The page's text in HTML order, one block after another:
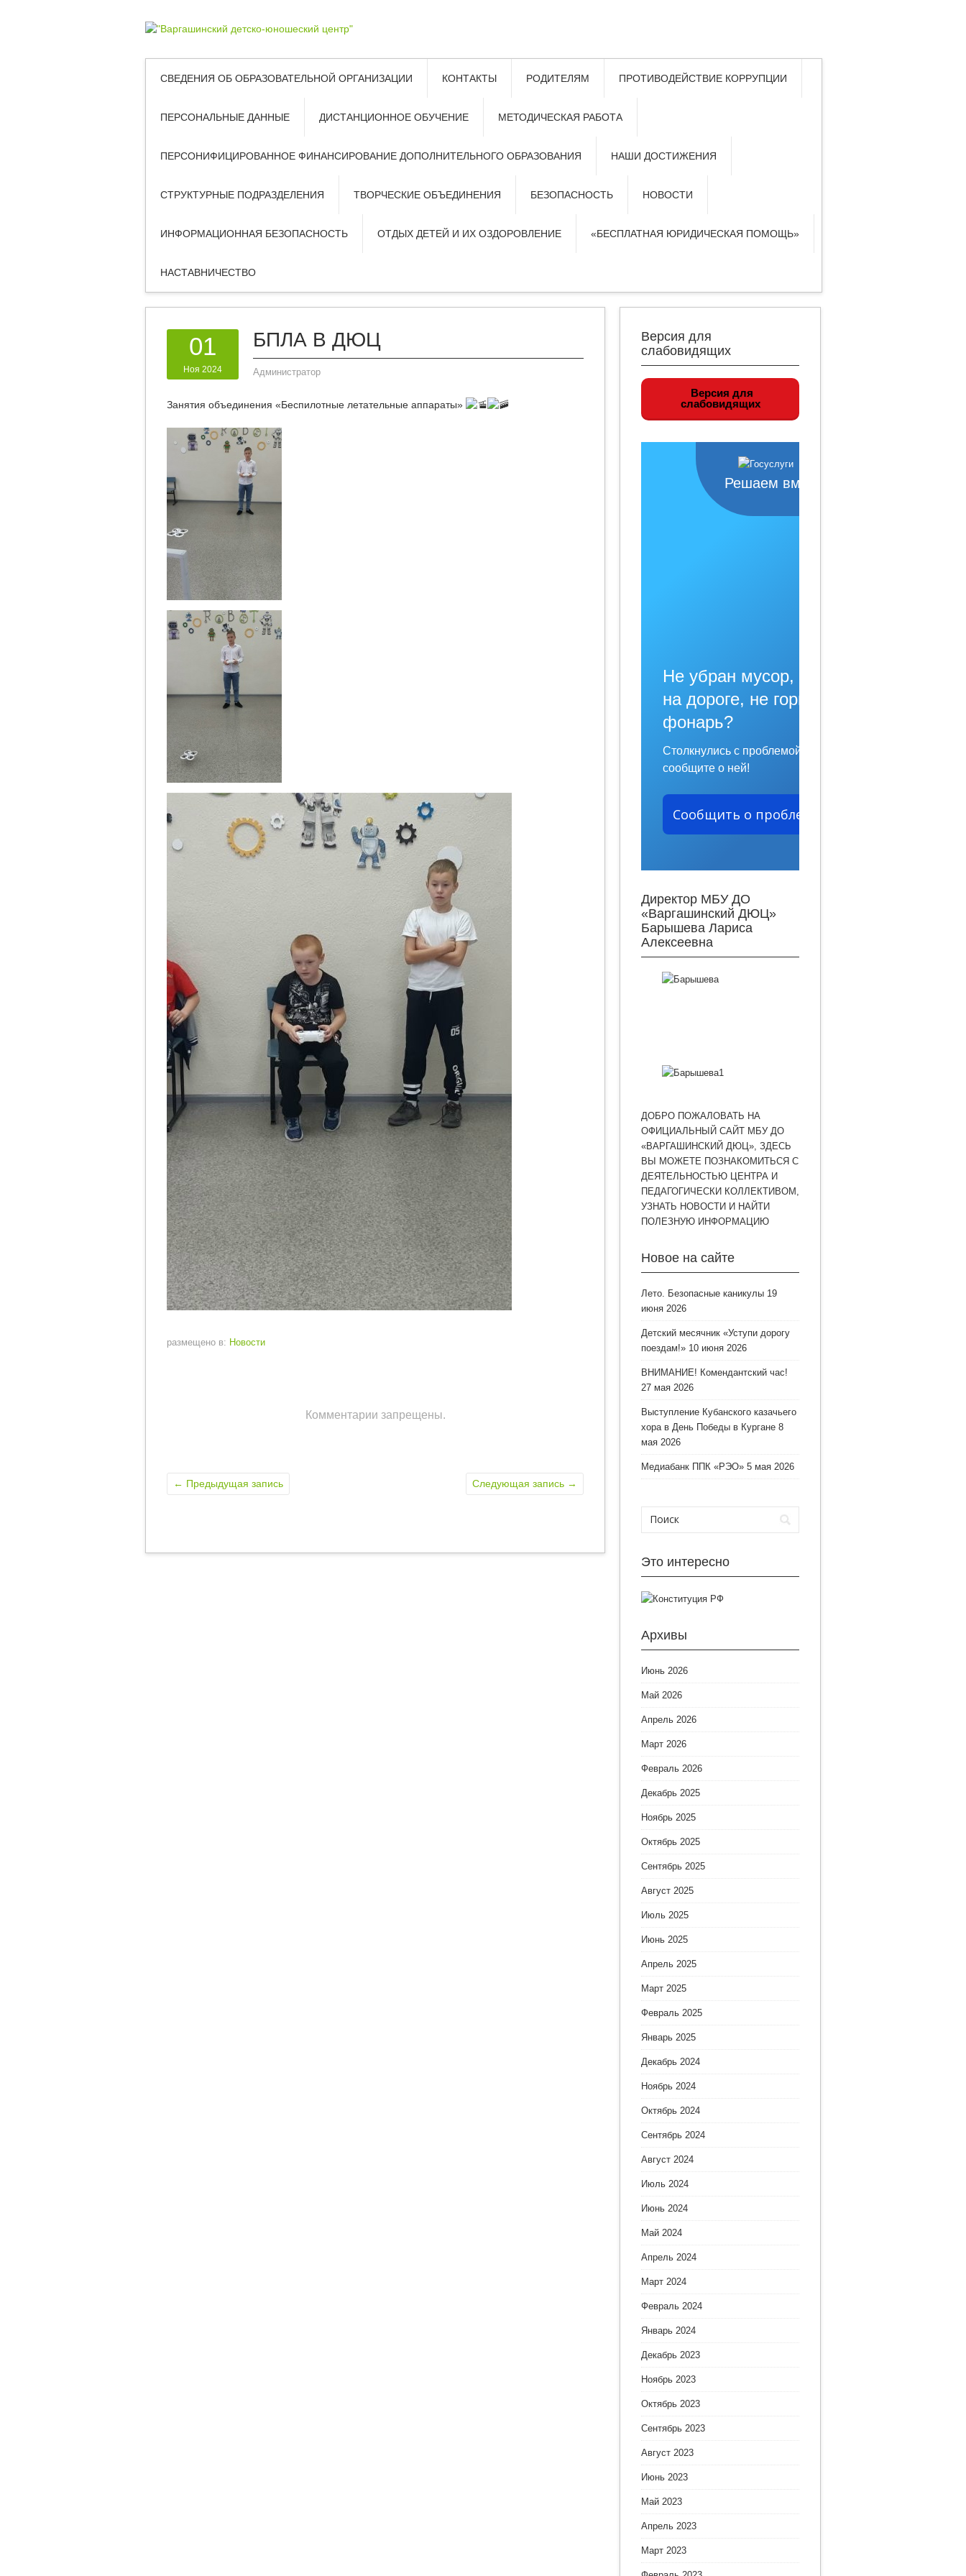
СВЕДЕНИЯ ОБ ОБРАЗОВАТЕЛЬНОЙ ОРГАНИЗАЦИИ КОНТАКТЫ РОДИТЕЛЯМ ПРОТИВОДЕЙСТВИЕ КОРРУПЦИИ
ПЕРСОНАЛЬНЫЕ ДАННЫЕ ДИСТАНЦИОННОЕ ОБУЧЕНИЕ МЕТОДИЧЕСКАЯ РАБОТА
ПЕРСОНИФИЦИРОВАННОЕ ФИНАНСИРОВАНИЕ ДОПОЛНИТЕЛЬНОГО ОБРАЗОВАНИЯ НАШИ ДОСТИЖЕНИЯ
СТРУКТУРНЫЕ ПОДРАЗДЕЛЕНИЯ ТВОРЧЕСКИЕ ОБЪЕДИНЕНИЯ БЕЗОПАСНОСТЬ НОВОСТИ
ИНФОРМАЦИОННАЯ БЕЗОПАСНОСТЬ ОТДЫХ ДЕТЕЙ И ИХ ОЗДОРОВЛЕНИЕ «БЕСПЛАТНАЯ ЮРИДИЧЕСКАЯ ПОМОЩЬ»
НАСТАВНИЧЕСТВО
01
Ноя 2024
БПЛА В ДЮЦ
Администратор
Занятия объединения «Беспилотные летательные аппараты»
размещено в: Новости
Комментарии запрещены.
← Предыдущая запись Следующая запись →
Версия для
слабовидящих
Версия для
слабовидящих
Решаем вместе
Не убран мусор, яма
на дороге, не горит
фонарь?
Столкнулись с проблемой —
сообщите о ней!
Сообщить о проблеме
Директор МБУ ДО
«Варгашинский ДЮЦ»
Барышева Лариса
Алексеевна
ДОБРО ПОЖАЛОВАТЬ НА
ОФИЦИАЛЬНЫЙ САЙТ МБУ ДО
«ВАРГАШИНСКИЙ ДЮЦ», ЗДЕСЬ
ВЫ МОЖЕТЕ ПОЗНАКОМИТЬСЯ С
ДЕЯТЕЛЬНОСТЬЮ ЦЕНТРА И
ПЕДАГОГИЧЕСКИ КОЛЛЕКТИВОМ,
УЗНАТЬ НОВОСТИ И НАЙТИ
ПОЛЕЗНУЮ ИНФОРМАЦИЮ
Новое на сайте
Лето. Безопасные каникулы 19
июня 2026
Детский месячник «Уступи дорогу
поездам!» 10 июня 2026
ВНИМАНИЕ! Комендантский час!
27 мая 2026
Выступление Кубанского казачьего
хора в День Победы в Кургане 8
мая 2026
Медиабанк ППК «РЭО» 5 мая 2026
Это интересно
Архивы
Июнь 2026
Май 2026
Апрель 2026
Март 2026
Февраль 2026
Декабрь 2025
Ноябрь 2025
Октябрь 2025
Сентябрь 2025
Август 2025
Июль 2025
Июнь 2025
Апрель 2025
Март 2025
Февраль 2025
Январь 2025
Декабрь 2024
Ноябрь 2024
Октябрь 2024
Сентябрь 2024
Август 2024
Июль 2024
Июнь 2024
Май 2024
Апрель 2024
Март 2024
Февраль 2024
Январь 2024
Декабрь 2023
Ноябрь 2023
Октябрь 2023
Сентябрь 2023
Август 2023
Июнь 2023
Май 2023
Апрель 2023
Март 2023